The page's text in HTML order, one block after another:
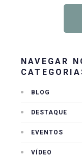
NAVEGAR
BLOG
DESTAQUE
EVENTOS
VÍDEO